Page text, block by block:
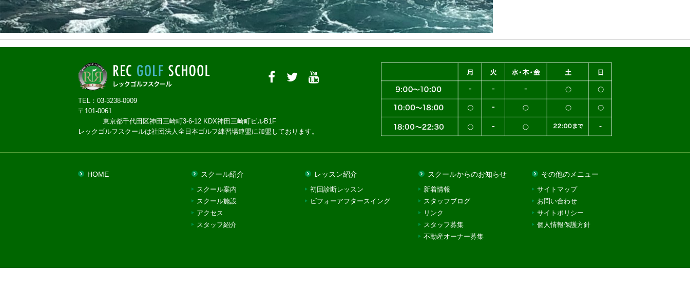
TEL：03-3238-0909
〒101-0061
東京都千代田区神田三崎町3-6-12 KDX神田三崎町ビルB1F
レックゴルフスクールは社団法人全日本ゴルフ練習場連盟に加盟しております。
HOME スクール紹介
スクール案内
スクール施設
アクセス
スタッフ紹介
レッスン紹介
初回診断レッスン
ビフォーアフタースイング
スクールからのお知らせ
新着情報
スタッフブログ
リンク
スタッフ募集
不動産オーナー募集
その他のメニュー
サイトマップ
お問い合わせ
サイトポリシー
個人情報保護方針